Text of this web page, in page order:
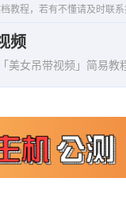
教程，若有不懂请及时联系
频
美女吊带视频」简易教